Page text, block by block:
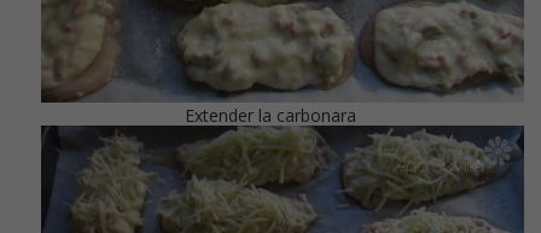
Extender la carbonara